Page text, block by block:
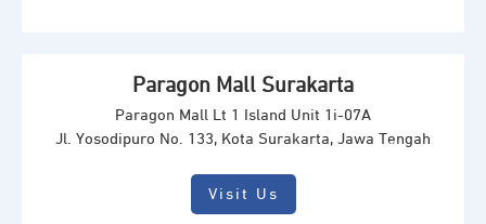
Paragon Mall Surakarta
Paragon Mall Lt 1 Island Unit 1i-07A
Jl. Yosodipuro No. 133, Kota Surakarta, Jawa Tengah
Visit Us